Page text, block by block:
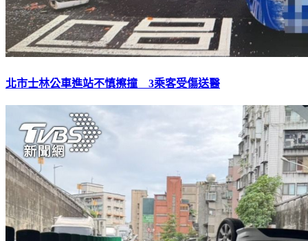
北市士林公車進站不慎擦撞 3乘客受傷送醫